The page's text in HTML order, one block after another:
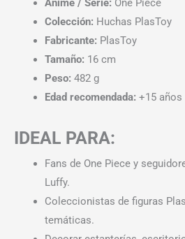
Anime / Serie: One Piece
Colección: Huchas PlasToy
Fabricante: PlasToy
Tamaño: 16 cm
Peso: 482 g
Edad recomendada: +15 años
IDEAL PARA:
Fans de One Piece y
Luffy.
Coleccionistas de figuras
temáticas.